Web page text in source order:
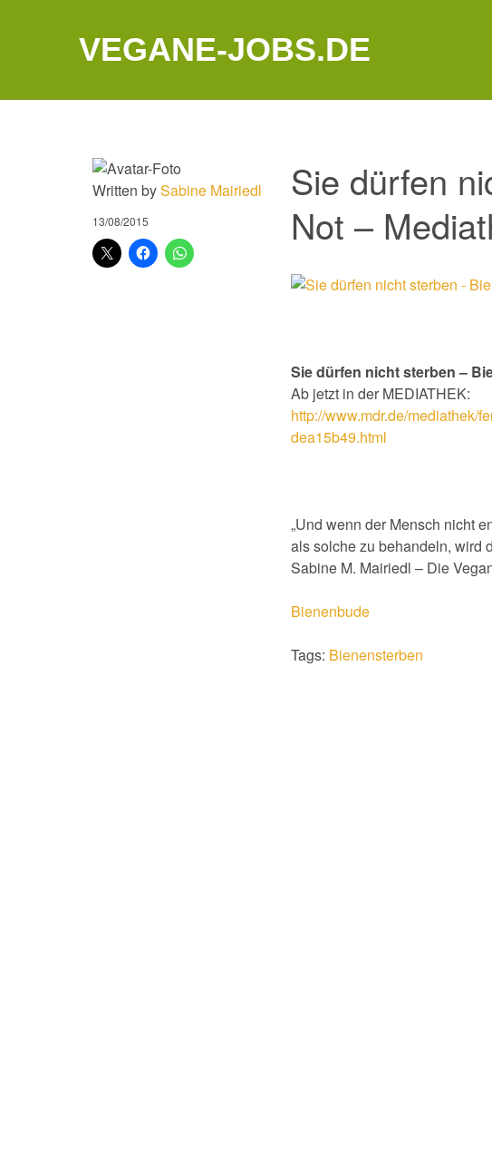
VEGANE-JOBS.DE
Written bySabine Mairiedl
13/08/2015
Sie dürfen
Not –
Sie dürfen nicht sterben –
Ab jetzt in der MEDIATHEK:
http://www.mdr.de/mediathek/
dea15b49.html
„Und wenn der Mensch nicht
als solche zu behandeln, wird
Sabine M. Mairiedl – Die
Bienenbude
Tags: Bienensterben